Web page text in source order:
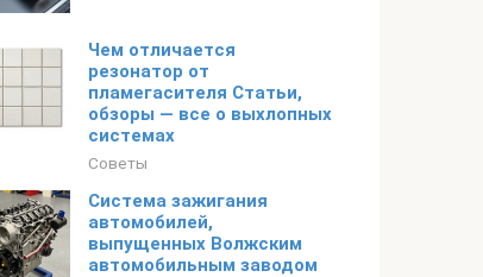
Чем отличается
резонатор от
пламегасителя Статьи,
обзоры — все о выхлопных
системах
Советы
Система зажигания
автомобилей,
выпущенных Волжским
автомобильным заводом